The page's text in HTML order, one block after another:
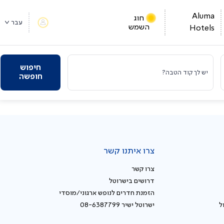
Aluma
Hotels
חוג
השמש
עבר
יש לך קוד הטבה?
חיפוש
חופשה
צרו איתנו קשר
צרו קשר
דרושים בישרוטל
הזמנת חדרים לנופש ארגוני/מוסדי
ישרוטל ישיר 08-6387799